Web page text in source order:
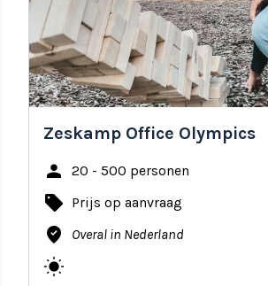
Zeskamp Office Olympics
person 20 - 500 personen
local_offer Prijs op aanvraag
where_to_vote Overal in Nederland
wb_sunny